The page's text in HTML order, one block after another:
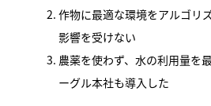
作物に最適な環境をアルゴリ
影響を受けない
農薬を使わず、水の利用量を
ーグル本社も導入した